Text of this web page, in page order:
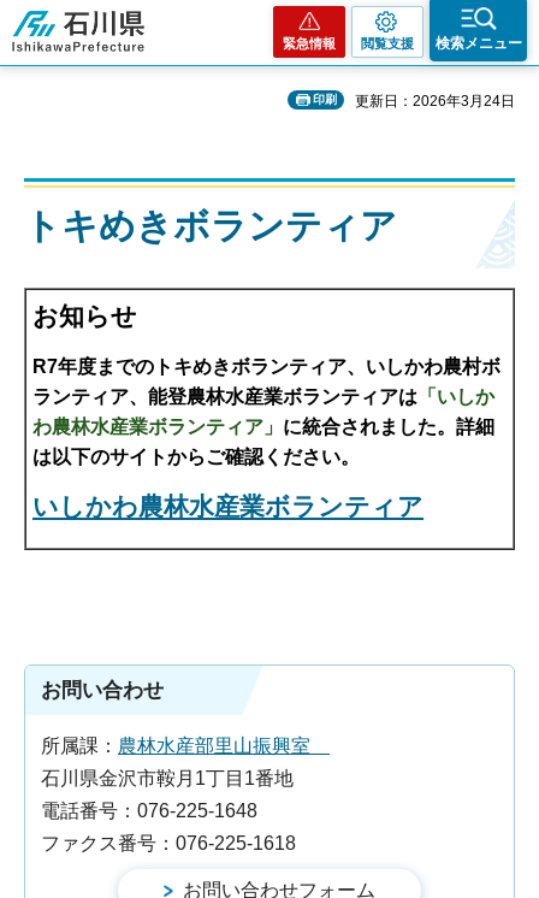
石川県
緊急情報 閲覧支援 検索メニュー
印刷 更新日：2026年3月24日
トキめきボランティア
お知らせ
R7年度までのトキめきボランティア、いしかわ農村ボ
ランティア、能登農林水産業ボランティアは 「いしか
わ農林水産業ボランティア」 に統合されました。詳細
は以下のサイトからご確認ください。
いしかわ農林水産業ボランティア
お問い合わせ
所属課： 農林水産部里山振興室
石川県金沢市鞍月1丁目1番地
電話番号：076-225-1648
ファクス番号：076-225-1618